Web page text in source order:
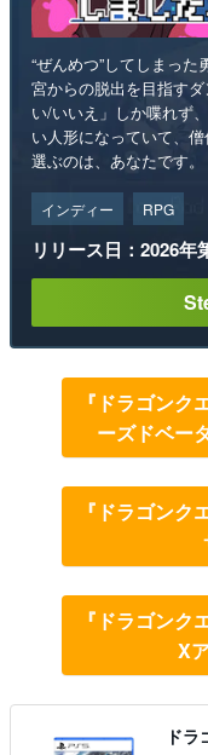
“ぜんめつ”してしまっ
宮からの脱出を目指す
い/いいえ」しか喋れず
い人形になっていて、
選ぶのは、あなたです。
インディー RPG
リリース日：2026年
『ドラゴンク
ーズドベー
『ドラゴン
『ドラゴン
X
ド